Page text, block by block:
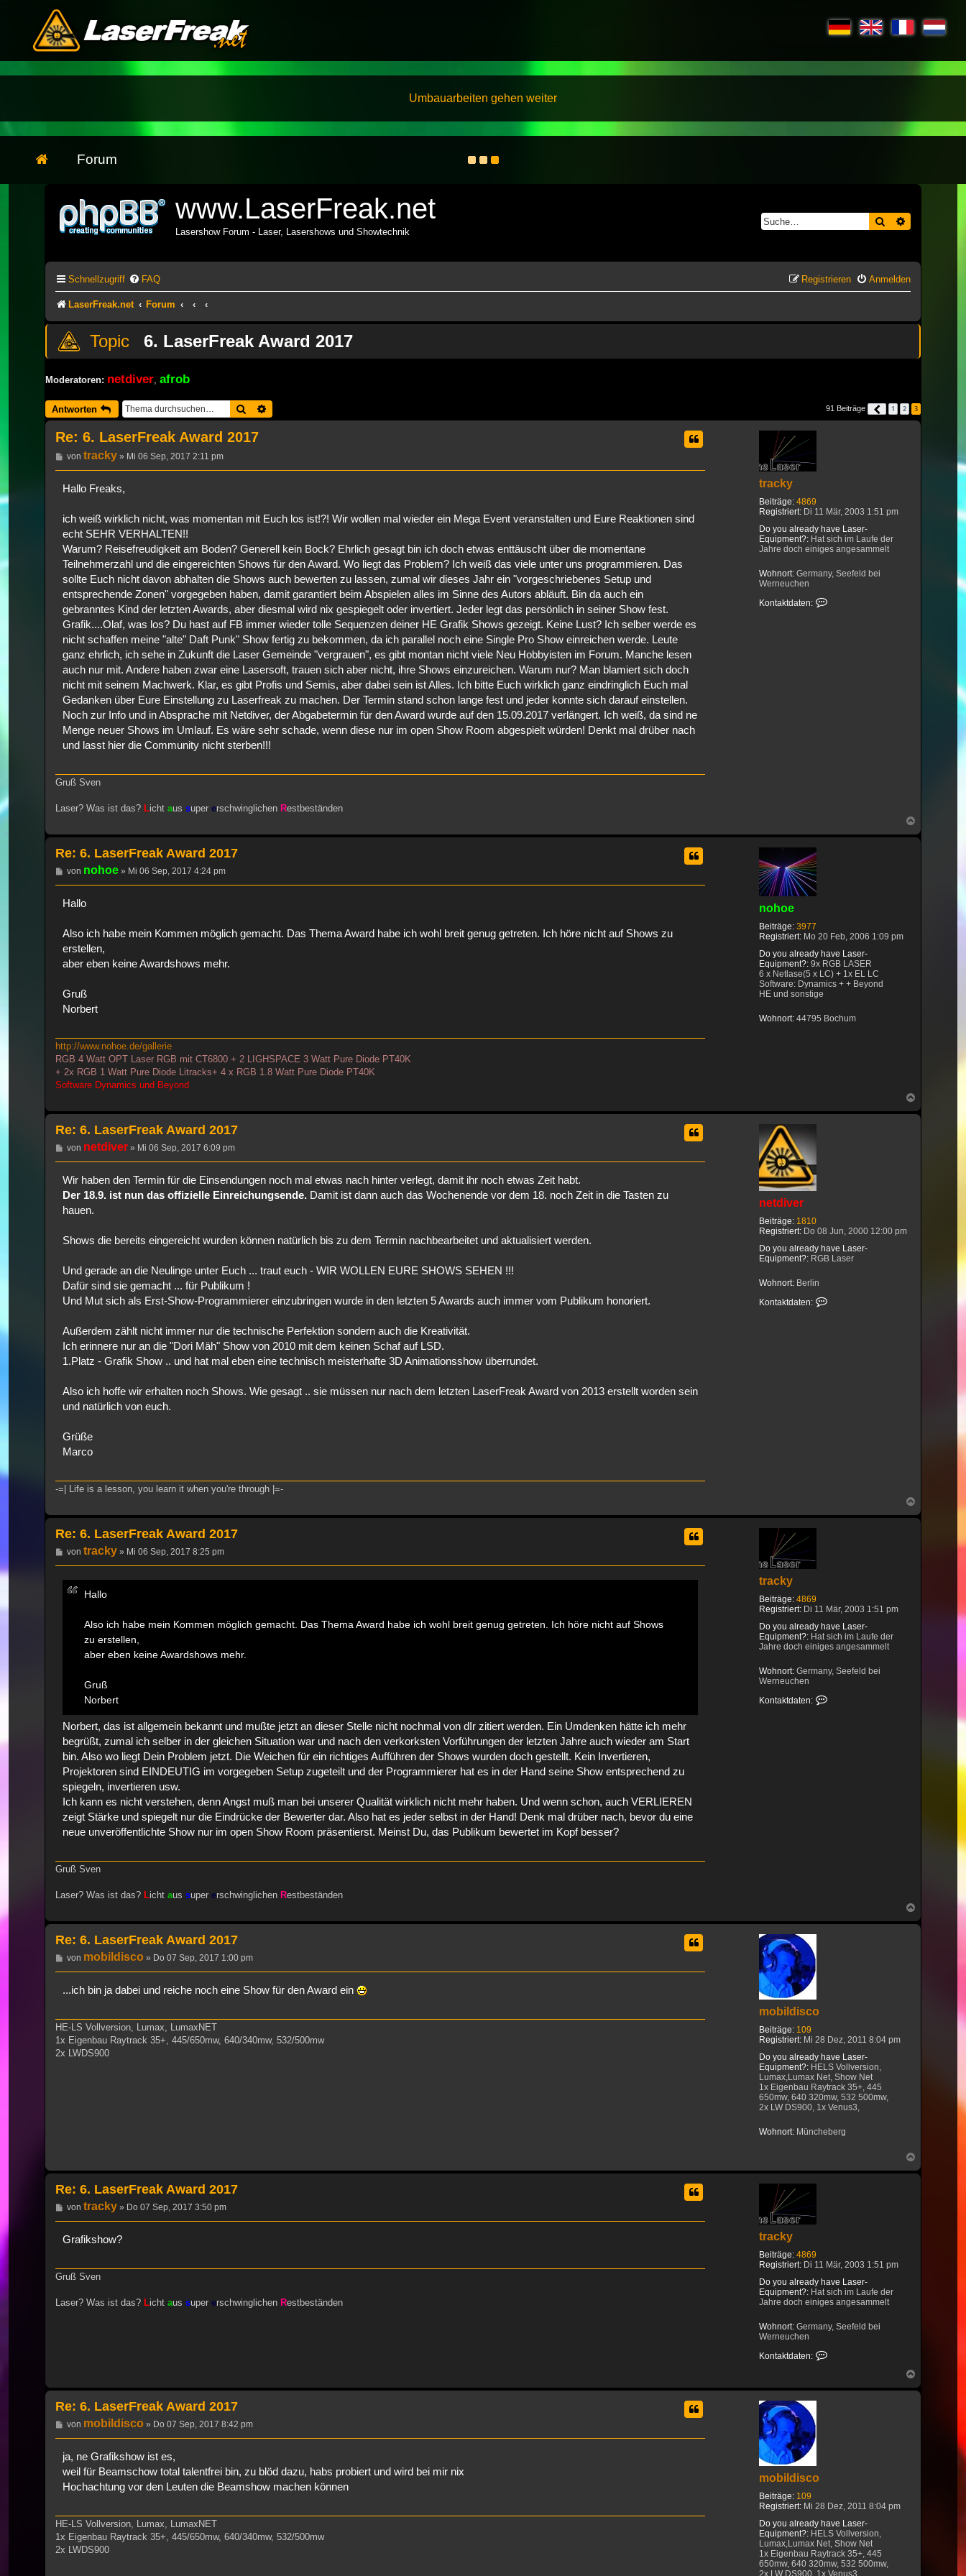
Umbauarbeiten gehen weiter
Forum
www.LaserFreak.net
Lasershow Forum - Laser, Lasershows und Showtechnik
Suche
Schnellzugriff FAQ Anmelden
Registrieren
LaserFreak.net Forum
6. LaserFreak Award 2017
Moderatoren: netdiver afrob
Antworten Suche 91 Beiträge Vorherige
1 2 3
tracky
Beiträge: 4869
Registriert: Di 11 Mär, 2003 1:51 pm
Do you already have Laser-
Equipment?: Hat sich im Laufe der
Jahre doch einiges angesammelt
Wohnort: Germany, Seefeld bei
Werneuchen
Kontaktdaten:
Re: 6. LaserFreak Award 2017
Beitrag
von tracky» Mi 06 Sep, 2017 2:11 pm
Hallo Freaks,
ich weiß wirklich nicht, was momentan mit Euch los ist!?! Wir wollen mal wieder ein Mega Event veranstalten und Eure Reaktionen sind
echt SEHR VERHALTEN!!
Warum? Reisefreudigkeit am Boden? Generell kein Bock? Ehrlich gesagt bin ich doch etwas enttäuscht über die momentane
Teilnehmerzahl und die eingereichten Shows für den Award. Wo liegt das Problem? Ich weiß das viele unter uns programmieren. Das
sollte Euch nicht davon abhalten die Shows auch bewerten zu lassen, zumal wir dieses Jahr ein "vorgeschriebenes Setup und
entsprechende Zonen" vorgegeben haben, damit garantiert beim Abspielen alles im Sinne des Autors abläuft. Bin da auch ein
gebranntes Kind der letzten Awards, aber diesmal wird nix gespiegelt oder invertiert. Jeder legt das persönlich in seiner Show fest.
Grafik....Olaf, was los? Du hast auf FB immer wieder tolle Sequenzen deiner HE Grafik Shows gezeigt. Keine Lust? Ich selber werde es
nicht schaffen meine "alte" Daft Punk" Show fertig zu bekommen, da ich parallel noch eine Single Pro Show einreichen werde. Leute
ganz ehrlich, ich sehe in Zukunft die Laser Gemeinde "vergrauen", es gibt montan nicht viele Neu Hobbyisten im Forum. Manche lesen
auch nur mit. Andere haben zwar eine Lasersoft, trauen sich aber nicht, ihre Shows einzureichen. Warum nur? Man blamiert sich doch
nicht mit seinem Machwerk. Klar, es gibt Profis und Semis, aber dabei sein ist Alles. Ich bitte Euch wirklich ganz eindringlich Euch mal
Gedanken über Eure Einstellung zu Laserfreak zu machen. Der Termin stand schon lange fest und jeder konnte sich darauf einstellen.
Noch zur Info und in Absprache mit Netdiver, der Abgabetermin für den Award wurde auf den 15.09.2017 verlängert. Ich weiß, da sind ne
Menge neuer Shows im Umlauf. Es wäre sehr schade, wenn diese nur im open Show Room abgespielt würden! Denkt mal drüber nach
und lasst hier die Community nicht sterben!!!
Gruß Sven
Laser? Was ist das? Licht aus super erschwinglichen Restbeständen
oben
nohoe
Beiträge: 3977
Registriert: Mo 20 Feb, 2006 1:09 pm
Do you already have Laser-
Equipment?: 9x RGB LASER
6 x Netlase(5 x LC) + 1x EL LC
Software: Dynamics + + Beyond
HE und sonstige
Wohnort: 44795 Bochum
Re: 6. LaserFreak Award 2017
Beitrag
von nohoe» Mi 06 Sep, 2017 4:24 pm
Hallo
Also ich habe mein Kommen möglich gemacht. Das Thema Award habe ich wohl breit genug getreten. Ich höre nicht auf Shows zu
erstellen,
aber eben keine Awardshows mehr.
Gruß
Norbert
http://www.nohoe.de/gallerie
RGB 4 Watt OPT Laser RGB mit CT6800 + 2 LIGHSPACE 3 Watt Pure Diode PT40K
+ 2x RGB 1 Watt Pure Diode Litracks+ 4 x RGB 1.8 Watt Pure Diode PT40K
Software Dynamics und Beyond
oben
netdiver
Beiträge: 1810
Registriert: Do 08 Jun, 2000 12:00 pm
Do you already have Laser-
Equipment?: RGB Laser
Wohnort: Berlin
Kontaktdaten:
Re: 6. LaserFreak Award 2017
Beitrag
von netdiver» Mi 06 Sep, 2017 6:09 pm
Wir haben den Termin für die Einsendungen noch mal etwas nach hinter verlegt, damit ihr noch etwas Zeit habt.
Der 18.9. ist nun das offizielle Einreichungsende. Damit ist dann auch das Wochenende vor dem 18. noch Zeit in die Tasten zu
hauen.
Shows die bereits eingereicht wurden können natürlich bis zu dem Termin nachbearbeitet und aktualisiert werden.
Und gerade an die Neulinge unter Euch ... traut euch - WIR WOLLEN EURE SHOWS SEHEN !!!
Dafür sind sie gemacht ... für Publikum !
Und Mut sich als Erst-Show-Programmierer einzubringen wurde in den letzten 5 Awards auch immer vom Publikum honoriert.
Außerdem zählt nicht immer nur die technische Perfektion sondern auch die Kreativität.
Ich erinnere nur an die "Dori Mäh" Show von 2010 mit dem keinen Schaf auf LSD.
1.Platz - Grafik Show .. und hat mal eben eine technisch meisterhafte 3D Animationsshow überrundet.
Also ich hoffe wir erhalten noch Shows. Wie gesagt .. sie müssen nur nach dem letzten LaserFreak Award von 2013 erstellt worden sein
und natürlich von euch.
Grüße
Marco
-=| Life is a lesson, you learn it when you're through |=-
oben
tracky
Beiträge: 4869
Registriert: Di 11 Mär, 2003 1:51 pm
Do you already have Laser-
Equipment?: Hat sich im Laufe der
Jahre doch einiges angesammelt
Wohnort: Germany, Seefeld bei
Werneuchen
Kontaktdaten:
Re: 6. LaserFreak Award 2017
Beitrag
von tracky» Mi 06 Sep, 2017 8:25 pm
Hallo
Also ich habe mein Kommen möglich gemacht. Das Thema Award habe ich wohl breit genug getreten. Ich höre nicht auf Shows
zu erstellen,
aber eben keine Awardshows mehr.
Gruß
Norbert
Norbert, das ist allgemein bekannt und mußte jetzt an dieser Stelle nicht nochmal von dIr zitiert werden. Ein Umdenken hätte ich mehr
begrüßt, zumal ich selber in der gleichen Situation war und nach den verkorksten Vorführungen der letzten Jahre auch wieder am Start
bin. Also wo liegt Dein Problem jetzt. Die Weichen für ein richtiges Aufführen der Shows wurden doch gestellt. Kein Invertieren,
Projektoren sind EINDEUTIG im vorgegeben Setup zugeteilt und der Programmierer hat es in der Hand seine Show entsprechend zu
spiegeln, invertieren usw.
Ich kann es nicht verstehen, denn Angst muß man bei unserer Qualität wirklich nicht mehr haben. Und wenn schon, auch VERLIEREN
zeigt Stärke und spiegelt nur die Eindrücke der Bewerter dar. Also hat es jeder selbst in der Hand! Denk mal drüber nach, bevor du eine
neue unveröffentlichte Show nur im open Show Room präsentierst. Meinst Du, das Publikum bewertet im Kopf besser?
Gruß Sven
Laser? Was ist das? Licht aus super erschwinglichen Restbeständen
oben
mobildisco
Beiträge: 109
Registriert: Mi 28 Dez, 2011 8:04 pm
Do you already have Laser-
Equipment?: HELS Vollversion,
Lumax,Lumax Net, Show Net
1x Eigenbau Raytrack 35+, 445
650mw, 640 320mw, 532 500mw,
2x LW DS900, 1x Venus3,
Wohnort: Müncheberg
Re: 6. LaserFreak Award 2017
Beitrag
von mobildisco » Do 07 Sep, 2017 1:00 pm
...ich bin ja dabei und reiche noch eine Show für den Award ein
HE-LS Vollversion, Lumax, LumaxNET
1x Eigenbau Raytrack 35+, 445/650mw, 640/340mw, 532/500mw
2x LWDS900
oben
tracky
Beiträge: 4869
Registriert: Di 11 Mär, 2003 1:51 pm
Do you already have Laser-
Equipment?: Hat sich im Laufe der
Jahre doch einiges angesammelt
Wohnort: Germany, Seefeld bei
Werneuchen
Kontaktdaten:
Re: 6. LaserFreak Award 2017
Beitrag
von tracky» Do 07 Sep, 2017 3:50 pm
Grafikshow?
Gruß Sven
Laser? Was ist das? Licht aus super erschwinglichen Restbeständen
oben
mobildisco
Beiträge: 109
Registriert: Mi 28 Dez, 2011 8:04 pm
Do you already have Laser-
Equipment?: HELS Vollversion,
Lumax,Lumax Net, Show Net
1x Eigenbau Raytrack 35+, 445
650mw, 640 320mw, 532 500mw,
Re: 6. LaserFreak Award 2017
Beitrag
von mobildisco » Do 07 Sep, 2017 8:42 pm
ja, ne Grafikshow ist es,
weil für Beamschow total talentfrei bin, zu blöd dazu, habs probiert und wird bei mir nix
Hochachtung vor den Leuten die Beamshow machen können
HE-LS Vollversion, Lumax, LumaxNET
1x Eigenbau Raytrack 35+, 445/650mw, 640/340mw, 532/500mw
2x LWDS900